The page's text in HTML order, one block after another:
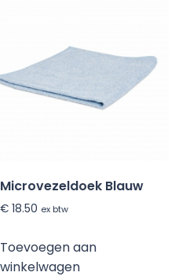
Microvezeldoek Blauw
€ 18.50 ex btw
Toevoegen aan
winkelwagen